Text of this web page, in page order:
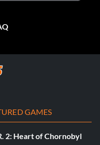
GAMES
2: Heart of Chornobyl